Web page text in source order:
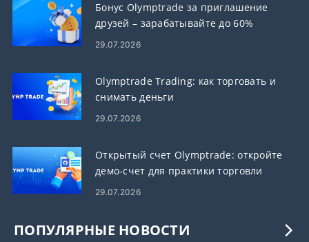
Бонус Olymptrade за приглашение
друзей – зарабатывайте до 60%
комиссии за рефералов
29.07.2026
Olymptrade Trading: как торговать и
снимать деньги
29.07.2026
Открытый счет Olymptrade: откройте
демо-счет для практики торговли
29.07.2026
ПОПУЛЯРНЫЕ НОВОСТИ